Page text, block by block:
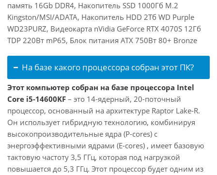
память 16Gb DDR4, Накопитель SSD 1000Гб M.2
Kingston/MSI/ADATA, Накопитель HDD 2Тб WD Purple
WD23PURZ, Видеокарта nVidia GeForce RTX 4070S 12Гб
TDP 220Вт mP65, Блок питания ATX 750Вт 80+ Bronze
На базе какого процессора собран этот ПК?
Этот компьютер собран на базе процессора Intel
Core i5-14600KF – это 14-ядерный, 20-поточный
процессор, основанный на архитектуре Raptor Lake-R.
Он использует гибридную технологию, комбинируя
высокопроизводительные ядра (P-cores) с
энергоэффективными ядрами (E-cores) , имеет базовую
тактовую частоту 3,5 ГГц, которая под нагрузкой
повышается до 5,3 ГГц. Этот процессор будет одним из